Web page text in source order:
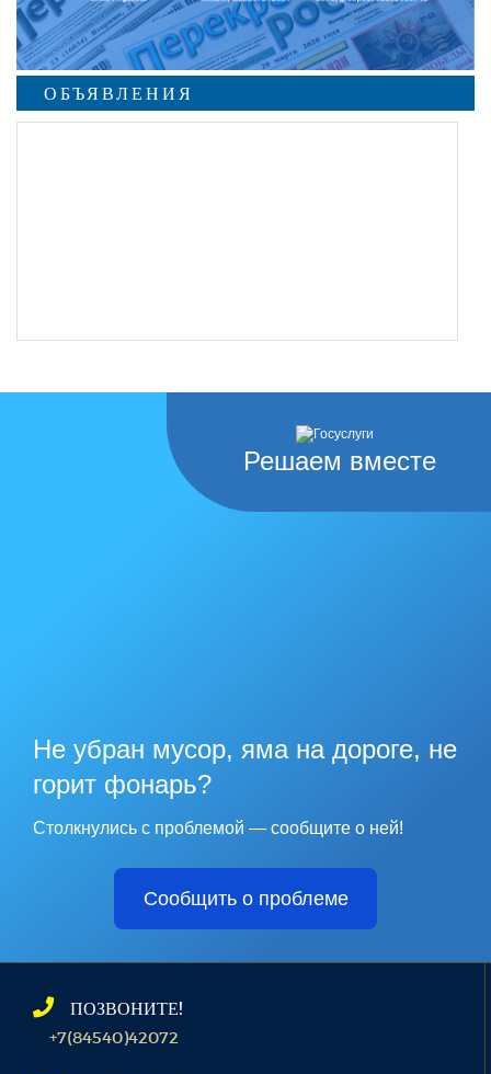
ОБЪЯВЛЕНИЯ
Решаем вместе
Не убран мусор, яма на дороге, не
горит фонарь?
Столкнулись с проблемой — сообщите о ней!
Сообщить о проблеме
ПОЗВОНИТЕ!
+7(84540)42072